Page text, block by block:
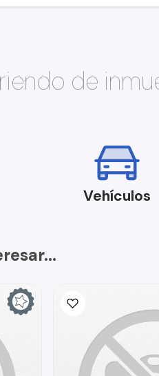
de
Vehículos